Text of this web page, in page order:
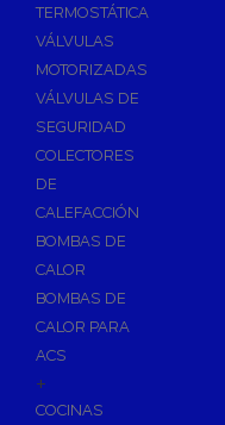
TERMOSTÁTICA
VÁLVULAS
MOTORIZADAS
VÁLVULAS DE
SEGURIDAD
COLECTORES
DE
CALEFACCIÓN
BOMBAS DE
CALOR
BOMBAS DE
CALOR PARA
ACS
+
COCINAS